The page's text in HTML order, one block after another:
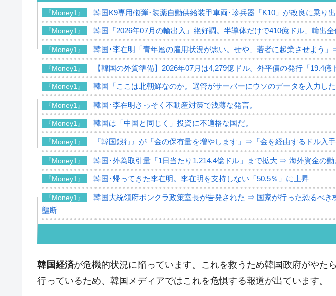
『Money1』 韓国K9専用砲弾･装薬自動供給装甲車両･珍兵器「K10」が改良に乗り出
『Money1』 韓国「2026年07月の輸出入」絶好調。半導体だけで410億ドル、輸出
『Money1』 韓国･李在明「青年層の雇用状況が悪い。せや、若者に起業させよう」
『Money1』 【韓国の外貨準備】2026年07月は4,279億ドル。外平債の発行「19.4億
『Money1』 韓国「ここは北朝鮮なのか。選管がサーバーにウソのデータを入力した
『Money1』 韓国･李在明さっそく不動産対策で浅薄な発言。
『Money1』 韓国は「中国と同じく」投資に不適格な国だ。
『Money1』 『韓国銀行』が「金の保有量を増やします」⇒「金を経由するドル入
『Money1』 韓国･外為取引量「1日当たり1,214.4億ドル」まで拡大 ⇒ 海外資金の
『Money1』 韓国･帰ってきた李在明。李在明を支持しない「50.5％」に上昇
『Money1』
韓国大統領府ボンクラ政策室長が告発された ⇒ 国家が行った恐るべき
壟断
中国だけが鉄鋼輸出を異常増加させる ⇒ 中国の過剰生産が世界を蝕む
『Money1』 韓国製造業「半導体絶好調」のウラで他業種は全般的「不調」⇒ PSI
『Money1』 【米韓激突案件】韓国消費者院が『クーパン』1人当たり賠償10万ウォ
韓国経済が危機的状況に陥っています。これを救うため韓国政府がやた
行っているため、韓国メディアではこれを危惧する報道が出ています。